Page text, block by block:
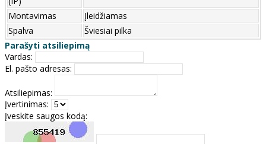
Montavimas
Įleidžiamas
Spalva
Šviesiai pilka
Parašyti atsiliepimą
Vardas:
El. pašto adresas:
Atsiliepimas:
Įvertinimas:
Įveskite saugos kodą: